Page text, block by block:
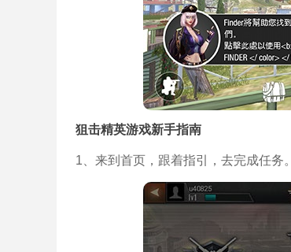
狙击精英游戏新手指南
1、来到首页，跟着指引，去完成任务。